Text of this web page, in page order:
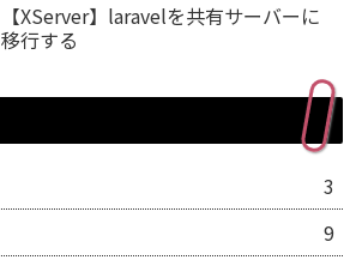
【XServer】laravelを共有サーバーに
移行する
3
9